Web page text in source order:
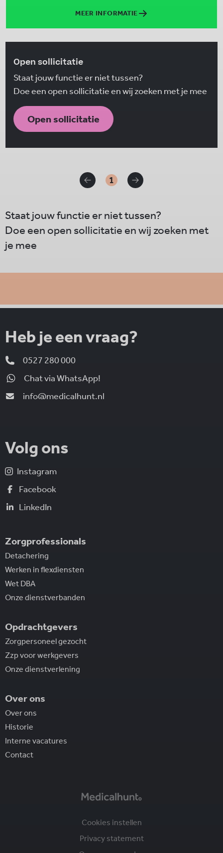
MEER INFORMATIE
Open sollicitatie
Staat jouw functie er niet tussen?
Doe een open sollicitatie en wij zoeken met je mee
Open sollicitatie
1
Staat jouw functie er niet tussen?
Doe een open sollicitatie en wij zoeken met
je mee
Heb je een vraag?
0527 280 000
Chat via WhatsApp!
info@medicalhunt.nl
Volg ons
Instagram
Facebook
LinkedIn
Zorgprofessionals
Detachering
Werken in flexdiensten
Wet DBA
Onze dienstverbanden
Opdrachtgevers
Zorgpersoneel gezocht
Zzp voor werkgevers
Onze dienstverlening
Over ons
Over ons
Historie
Interne vacatures
Contact
Cookies instellen
Privacy statement